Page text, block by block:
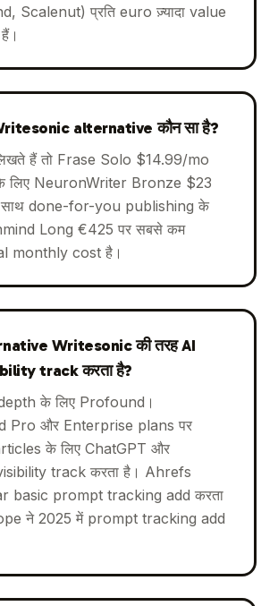
Scalenut) प्रति euro ज़्यादा value
alternative कौन सा है?
हैं तो Frase Solo $14.99/mo
लिए NeuronWriter Bronze $23
done-for-you publishing के
Long €425 पर सबसे कम
monthly cost है।
Writesonic की तरह AI
track करता है?
के लिए Profound।
Pro और Enterprise plans पर
के लिए ChatGPT और
track करता है। Ahrefs
basic prompt tracking add करता
ने 2025 में prompt tracking add